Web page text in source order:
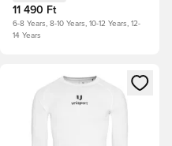
11 490 Ft
6-8 Years, 8-10 Years, 10-12 Years, 12-
14 Years
vagy a tagként
Megnyit egy modált a